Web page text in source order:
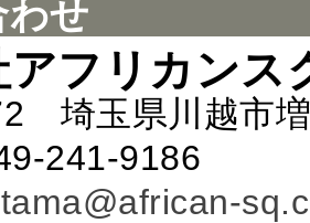
わせ
アフリカンス
埼玉県川越市
049-241-